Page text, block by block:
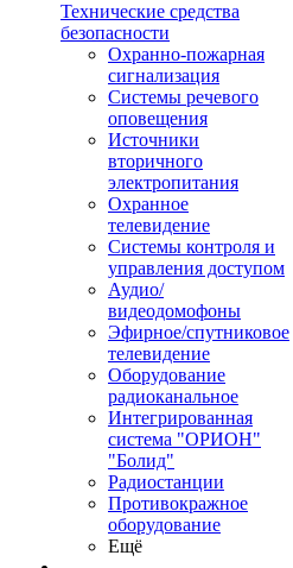
Технические средства
безопасности
Охранно-пожарная
сигнализация
Системы речевого
оповещения
Источники
вторичного
электропитания
Охранное
телевидение
Системы контроля и
управления доступом
Аудио/
видеодомофоны
Эфирное/спутниковое
телевидение
Оборудование
радиоканальное
Интегрированная
система "ОРИОН"
"Болид"
Радиостанции
Противокражное
оборудование
Ещё